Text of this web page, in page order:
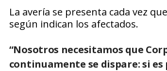
La avería se presenta cada vez
según indican los afectados.
“Nosotros necesitamos que
continuamente se dispare: si